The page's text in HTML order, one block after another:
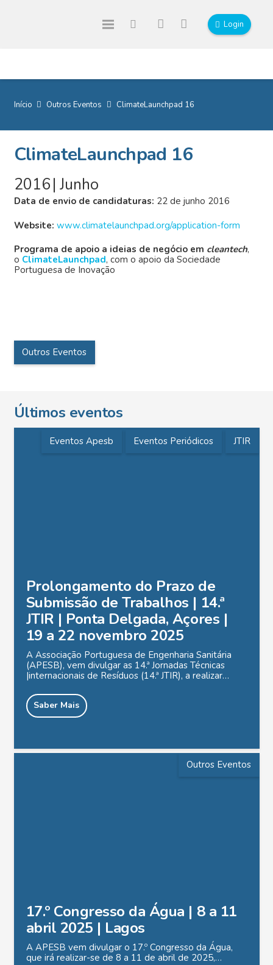
Login
Início Outros Eventos ClimateLaunchpad 16
ClimateLaunchpad 16
2016| Junho
Data de envio de candidaturas: 22 de junho 2016
Website: www.climatelaunchpad.org/application-form
Programa de apoio a ideias de negócio em cleantech,
o ClimateLaunchpad, com o apoio da Sociedade
Portuguesa de Inovação
Outros Eventos
Últimos eventos
Eventos Apesb Eventos Periódicos JTIR
Prolongamento do Prazo de
Submissão de Trabalhos | 14.ª
JTIR | Ponta Delgada, Açores |
19 a 22 novembro 2025
A Associação Portuguesa de Engenharia Sanitária
(APESB), vem divulgar as 14.ª Jornadas Técnicas
|internacionais de Resíduos (14.ª JTIR), a realizar…
Saber Mais
Outros Eventos
17.º Congresso da Água | 8 a 11
abril 2025 | Lagos
A APESB vem divulgar o 17.º Congresso da Água,
que irá realizar-se de 8 a 11 de abril de 2025,…